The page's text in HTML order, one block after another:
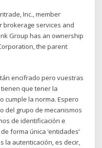
Inc., member
brokerage services and
Group has an ownership
the parent
encifrado pero vuestras
que tener la
cumple la norma. Espero
del grupo de mecanismos
de identificación e
forma única ‘entidades’
la autenticación, es decir,